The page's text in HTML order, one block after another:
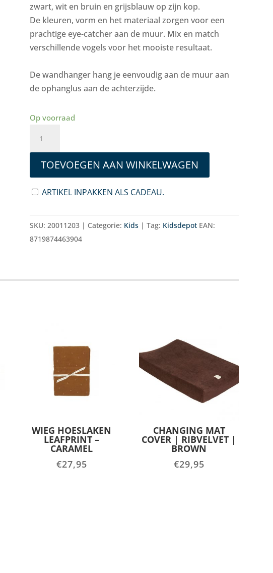
zwart, wit en bruin en grijsblauw op zijn kop.⁠
De kleuren, vorm en het materiaal zorgen voor een
prachtige eye-catcher aan de muur. Mix en match
verschillende vogels voor het mooiste resultaat.⁠
De wandhanger hang je eenvoudig aan de muur aan
de ophanglus aan de achterzijde.
Op voorraad
ROBIN
TOEVOEGEN AAN WINKELWAGEN
ARTIKEL INPAKKEN ALS CADEAU.
SKU: 20011203 Categorie: Kids Tag: Kidsdepot EAN:
8719874463904
WIEG HOESLAKEN
LEAFPRINT –
CARAMEL
€27,95
CHANGING MAT
COVER | RIBVELVET |
BROWN
€29,95